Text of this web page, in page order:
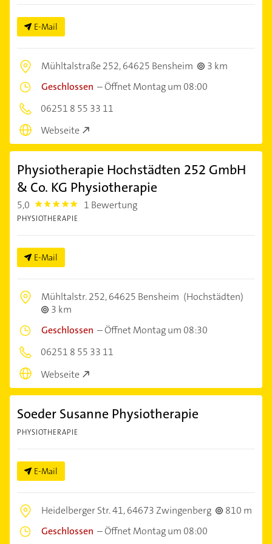
E-Mail
Mühltalstraße 252,64625 Bensheim
3 km
Geschlossen –Öffnet Montag um 08:00
06251 8 55 33 11
Webseite
Physiotherapie Hochstädten 252 GmbH
& Co. KG Physiotherapie
5,0 5.0 1 Bewertung
PHYSIOTHERAPIE
E-Mail
Mühltalstr. 252,64625 Bensheim (Hochstädten)
3 km
Geschlossen –Öffnet Montag um 08:30
06251 8 55 33 11
Webseite
Soeder Susanne Physiotherapie
PHYSIOTHERAPIE
E-Mail
Heidelberger Str. 41,64673 Zwingenberg
810 m
Geschlossen –Öffnet Montag um 08:00